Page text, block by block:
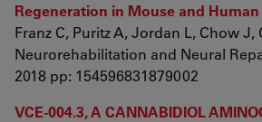
Regeneration in Mouse and
Franz C, Puritz A, Jordan L, Chow J,
Neurorehabilitation and Neural
2018 pp: 154596831879002
VCE-004.3, A CANNABIDIOL